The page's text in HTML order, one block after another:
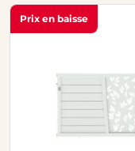
Prix en baisse